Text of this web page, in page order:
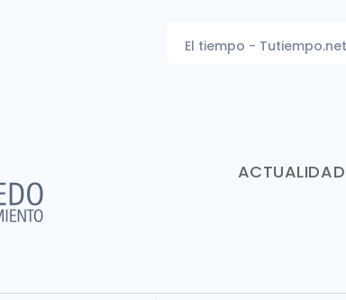
El tiempo - Tutiempo.net
ACTUALIDAD